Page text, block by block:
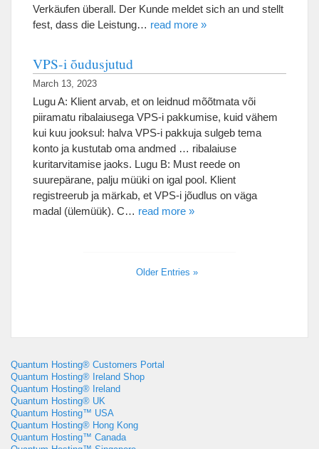
Verkäufen überall. Der Kunde meldet sich an und stellt
fest, dass die Leistung… read more »
VPS-i õudusjutud
March 13, 2023
Lugu A: Klient arvab, et on leidnud mõõtmata või
piiramatu ribalaiusega VPS-i pakkumise, kuid vähem
kui kuu jooksul: halva VPS-i pakkuja sulgeb tema
konto ja kustutab oma andmed … ribalaiuse
kuritarvitamise jaoks. Lugu B: Must reede on
suurepärane, palju müüki on igal pool. Klient
registreerub ja märkab, et VPS-i jõudlus on väga
madal (ülemüük). C… read more »
Older Entries »
Quantum Hosting® Customers Portal
Quantum Hosting® Ireland Shop
Quantum Hosting® Ireland
Quantum Hosting® UK
Quantum Hosting™ USA
Quantum Hosting® Hong Kong
Quantum Hosting™ Canada